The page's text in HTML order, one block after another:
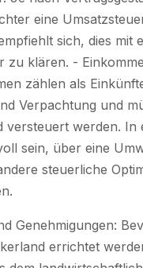
eine
sich, dies mit
zu klären. -
zählen als
Verpachtung und
versteuert werden. In
sein, über eine
steuerliche
Genehmigungen:
errichtet